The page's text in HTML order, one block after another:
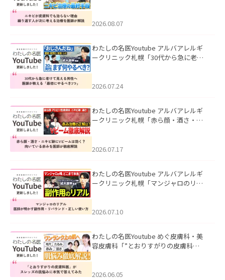
ました。
2026.08.07
わたしの名医Youtube アルバアレルギ
ークリニック札幌「30代から急に老け
た。
2026.07.24
わたしの名医Youtube アルバアレルギ
ークリニック札幌「赤ら顔・酒さ・ニ
した。
2026.07.17
わたしの名医Youtube アルバアレルギ
ークリニック札幌「マンジャロのリア
た。
2026.07.10
わたしの名医Youtube めぐ皮膚科・美
容皮膚科「”とおりすがりの皮膚科
2026.06.05